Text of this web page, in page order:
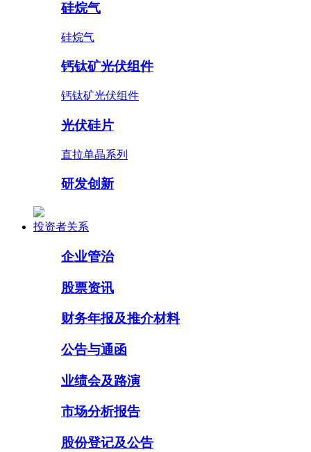
硅烷气
硅烷气
钙钛矿光伏组件
钙钛矿光伏组件
光伏硅片
直拉单晶系列
研发创新
投资者关系
企业管治
股票资讯
财务年报及推介材料
公告与通函
业绩会及路演
市场分析报告
股份登记及公告